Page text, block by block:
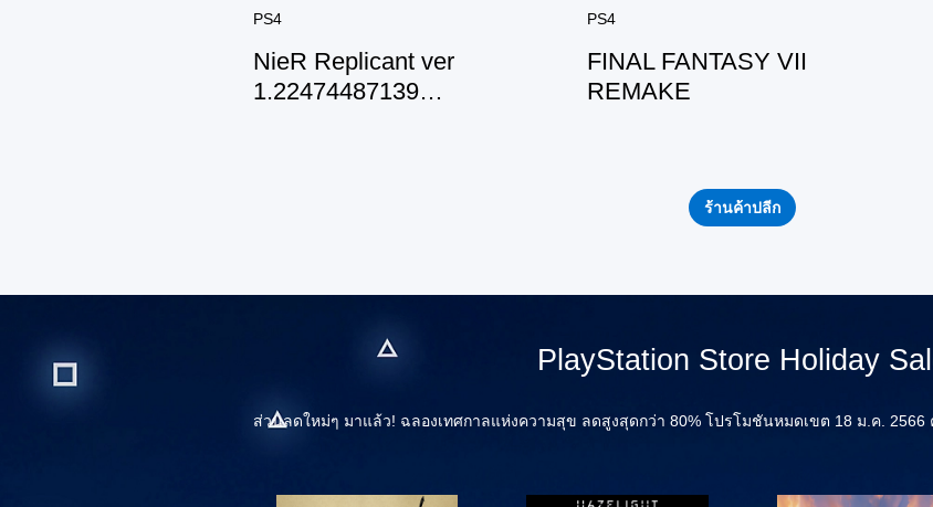
PS4
NieR Replicant ver
1.22474487139…
PS4
FINAL FANTASY VII
REMAKE
ร้านค้าปลีก
PlayStation Store Holiday
ส่วนลดใหม่ๆ มาแล้ว! ฉลองเทศกาลแห่งความสุข ลดสูงสุดกว่า 80% โปรโมชันหมดเขต 18 ม.ค.